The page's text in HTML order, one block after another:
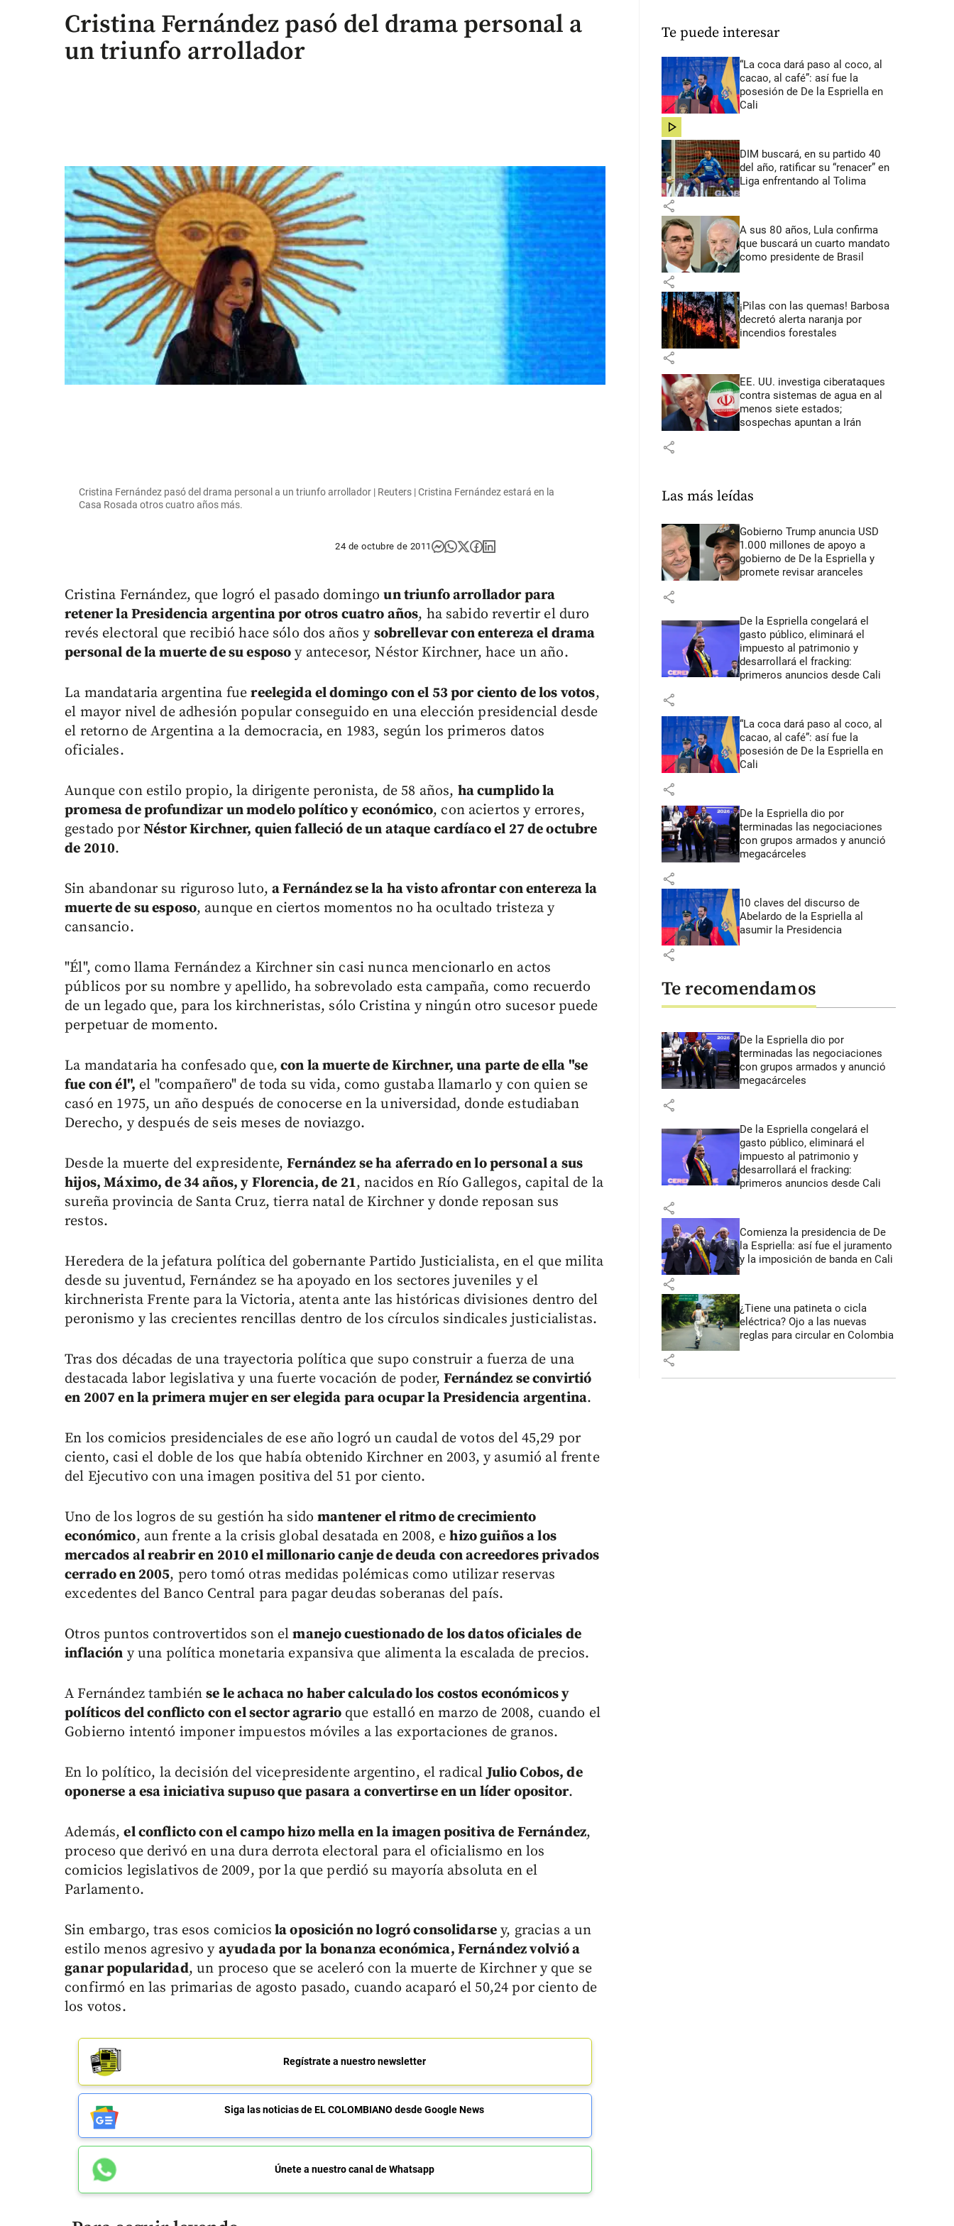
Cristina Fernández pasó del drama personal a
un triunfo arrollador
Cristina Fernández pasó del drama personal a un triunfo arrollador | Reuters | Cristina Fernández estará en la
Casa Rosada otros cuatro años más.
24 de octubre de 2011
Cristina Fernández, que logró el pasado domingoun triunfo arrollador para
retener la Presidencia argentina por otros cuatro años, ha sabido revertir el duro
revés electoral que recibió hace sólo dos años y sobrellevar con entereza el drama
personal de la muerte de su esposo y antecesor, Néstor Kirchner, hace un año.
La mandataria argentina fuereelegida el domingo con el 53 por ciento de los votos,
el mayor nivel de adhesión popular conseguido en una elección presidencial desde
el retorno de Argentina a la democracia, en 1983, según los primeros datos
oficiales.
Aunque con estilo propio, la dirigente peronista, de 58 años, ha cumplido la
promesa de profundizar un modelo político y económico, con aciertos y errores,
gestado porNéstor Kirchner, quien falleció de un ataque cardíaco el 27 de octubre
de 2010.
Sin abandonar su riguroso luto, a Fernández se la ha visto afrontar con entereza la
muerte de su esposo, aunque en ciertos momentos no ha ocultado tristeza y
cansancio.
"Él", como llama Fernández a Kirchner sin casi nunca mencionarlo en actos
públicos por su nombre y apellido, ha sobrevolado esta campaña, como recuerdo
de un legado que, para los kirchneristas, sólo Cristina y ningún otro sucesor puede
perpetuar de momento.
La mandataria ha confesado que, con la muerte de Kirchner, una parte de ella "se
fue con él", el "compañero" de toda su vida, como gustaba llamarlo y con quien se
casó en 1975, un año después de conocerse en la universidad, donde estudiaban
Derecho, y después de seis meses de noviazgo.
Desde la muerte del expresidente,Fernández se ha aferrado en lo personal a sus
hijos, Máximo, de 34 años, y Florencia, de 21, nacidos en Río Gallegos, capital de la
sureña provincia de Santa Cruz, tierra natal de Kirchner y donde reposan sus
restos.
Heredera de la jefatura política del gobernante Partido Justicialista, en el que milita
desde su juventud, Fernández se ha apoyado en los sectores juveniles y el
kirchnerista Frente para la Victoria, atenta ante las históricas divisiones dentro del
peronismo y las crecientes rencillas dentro de los círculos sindicales justicialistas.
Tras dos décadas de una trayectoria política que supo construir a fuerza de una
destacada labor legislativa y una fuerte vocación de poder,Fernández se convirtió
en 2007 en la primera mujer en ser elegida para ocupar la Presidencia argentina.
En los comicios presidenciales de ese año logró un caudal de votos del 45,29 por
ciento, casi el doble de los que había obtenido Kirchner en 2003, y asumió al frente
del Ejecutivo con una imagen positiva del 51 por ciento.
Uno de los logros de su gestión ha sidomantener el ritmo de crecimiento
económico, aun frente a la crisis global desatada en 2008, ehizo guiños a los
mercados al reabrir en 2010 el millonario canje de deuda con acreedores privados
cerrado en 2005, pero tomó otras medidas polémicas como utilizar reservas
excedentes del Banco Central para pagar deudas soberanas del país.
Otros puntos controvertidos son elmanejo cuestionado de los datos oficiales de
inflación y una política monetaria expansiva que alimenta la escalada de precios.
A Fernández tambiénse le achaca no haber calculado los costos económicos y
políticos del conflicto con el sector agrarioque estalló en marzo de 2008, cuando el
Gobierno intentó imponer impuestos móviles a las exportaciones de granos.
En lo político, la decisión del vicepresidente argentino, el radicalJulio Cobos, de
oponerse a esa iniciativa supuso que pasara a convertirse en un líder opositor.
Además,el conflicto con el campo hizo mella en la imagen positiva de Fernández,
proceso que derivó en una dura derrota electoral para el oficialismo en los
comicios legislativos de 2009, por la que perdió su mayoría absoluta en el
Parlamento.
Sin embargo, tras esos comicios la oposición no logró consolidarse y, gracias a un
estilo menos agresivo y ayudada por la bonanza económica, Fernández volvió a
ganar popularidad, un proceso que se aceleró con la muerte de Kirchner y que se
confirmó en las primarias de agosto pasado, cuando acaparó el 50,24 por ciento de
los votos.
Regístrate a nuestro newsletter
Siga las noticias de EL COLOMBIANO desde Google News
Únete a nuestro canal de Whatsapp
Te puede interesar
“La coca dará paso al coco, al
cacao, al café”: así fue la
posesión de De la Espriella en
Cali
share
DIM buscará, en su partido 40
del año, ratificar su “renacer” en
Liga enfrentando al Tolima
share
A sus 80 años, Lula confirma
que buscará un cuarto mandato
como presidente de Brasil
share
¡Pilas con las quemas! Barbosa
decretó alerta naranja por
incendios forestales
share
EE. UU. investiga ciberataques
contra sistemas de agua en al
menos siete estados;
sospechas apuntan a Irán
share
Las más leídas
Gobierno Trump anuncia USD
1.000 millones de apoyo a
gobierno de De la Espriella y
promete revisar aranceles
share
De la Espriella congelará el
gasto público, eliminará el
impuesto al patrimonio y
desarrollará el fracking:
primeros anuncios desde Cali
share
“La coca dará paso al coco, al
cacao, al café”: así fue la
posesión de De la Espriella en
Cali
share
De la Espriella dio por
terminadas las negociaciones
con grupos armados y anunció
megacárceles
share
10 claves del discurso de
Abelardo de la Espriella al
asumir la Presidencia
share
Te recomendamos
De la Espriella dio por
terminadas las negociaciones
con grupos armados y anunció
megacárceles
share
De la Espriella congelará el
gasto público, eliminará el
impuesto al patrimonio y
desarrollará el fracking:
primeros anuncios desde Cali
share
Comienza la presidencia de De
la Espriella: así fue el juramento
y la imposición de banda en Cali
share
¿Tiene una patineta o cicla
eléctrica? Ojo a las nuevas
reglas para circular en Colombia
share